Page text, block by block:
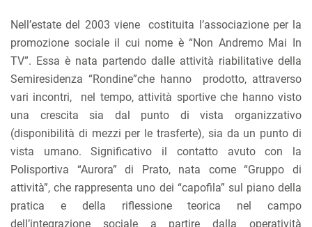
Nell’estate del 2003 viene costituita l’associazione per la
promozione sociale il cui nome è “Non Andremo Mai In
TV”. Essa è nata partendo dalle attività riabilitative della
Semiresidenza “Rondine”che hanno prodotto, attraverso
vari incontri, nel tempo, attività sportive che hanno visto
una crescita sia dal punto di vista organizzativo
(disponibilità di mezzi per le trasferte), sia da un punto di
vista umano. Significativo il contatto avuto con la
Polisportiva “Aurora” di Prato, nata come “Gruppo di
attività”, che rappresenta uno dei “capofila” sul piano della
pratica e della riflessione teorica nel campo
dell’integrazione sociale a partire dalla operatività